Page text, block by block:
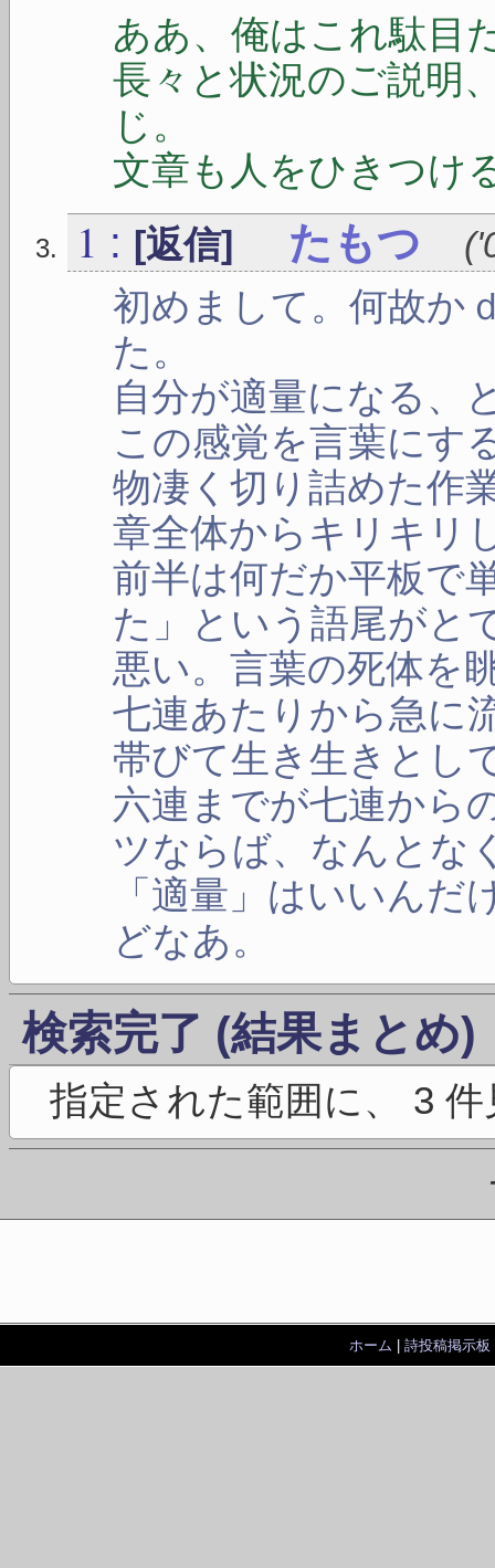
ああ、俺はこれ駄目
長々と状況のご説明
じ。
文章も人をひきつけ
1 : [返信] たもつ (
初めまして。何故か
た。
自分が適量になる、
この感覚を言葉にす
物凄く切り詰めた作
章全体からキリキリ
前半は何だか平板で
た」という語尾がと
悪い。言葉の死体を
七連あたりから急に
帯びて生き生きとし
六連までが七連から
ツならば、なんとな
「適量」はいいん
どなあ。
検索完了 (結果まとめ)
指定された範囲に、 3
ホーム 詩投稿掲示板